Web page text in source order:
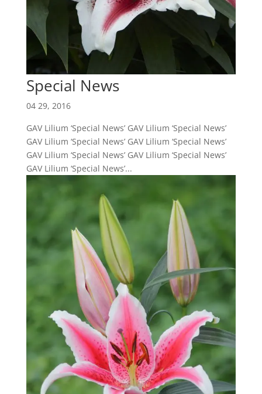
Special News
04 29, 2016
GAV Lilium ‘Special News’ GAV Lilium ‘Special News’
GAV Lilium ‘Special News’ GAV Lilium ‘Special News’
GAV Lilium ‘Special News’ GAV Lilium ‘Special News’
GAV Lilium ‘Special News’...